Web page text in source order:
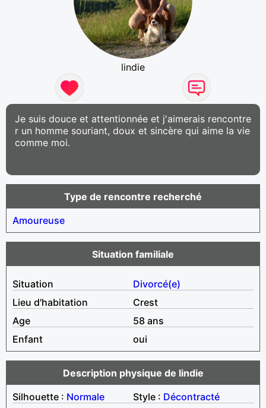
lindie
Je suis douce et attentionnée et j'aimerais rencontre
r un homme souriant, doux et sincère qui aime la vie
comme moi.
Type de rencontre recherché
Amoureuse
Situation familiale
Situation
Divorcé(e)
Lieu d'habitation
Crest
Age
58 ans
Enfant
oui
Description physique de lindie
Silhouette : Normale Style : Décontracté